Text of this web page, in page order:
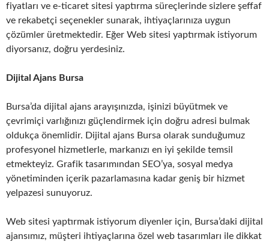
fiyatları ve e-ticaret sitesi yaptırma süreçlerinde sizlere şeffaf
ve rekabetçi seçenekler sunarak, ihtiyaçlarınıza uygun
çözümler üretmektedir. Eğer Web sitesi yaptırmak istiyorum
diyorsanız, doğru yerdesiniz.
Dijital Ajans Bursa
Bursa’da dijital ajans arayışınızda, işinizi büyütmek ve
çevrimiçi varlığınızı güçlendirmek için doğru adresi bulmak
oldukça önemlidir. Dijital ajans Bursa olarak sunduğumuz
profesyonel hizmetlerle, markanızı en iyi şekilde temsil
etmekteyiz. Grafik tasarımından SEO’ya, sosyal medya
yönetiminden içerik pazarlamasına kadar geniş bir hizmet
yelpazesi sunuyoruz.
Web sitesi yaptırmak istiyorum diyenler için, Bursa’daki dijital
ajansımız, müşteri ihtiyaçlarına özel web tasarımları ile dikkat